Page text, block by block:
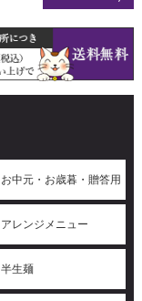
お中元・お歳暮・贈答用
アレンジメニュー
半生麺